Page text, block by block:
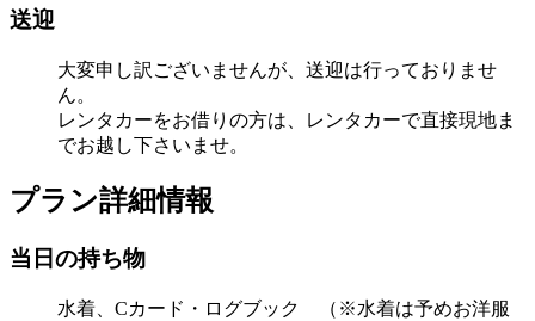
送迎
大変申し訳ございませんが、送迎は行っておりませ
ん。
レンタカーをお借りの方は、レンタカーで直接現地ま
でお越し下さいませ。
プラン詳細情報
当日の持ち物
水着、Cカード・ログブック （※水着は予めお洋服